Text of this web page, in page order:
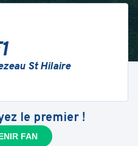
St Hilaire
le premier !
FAN